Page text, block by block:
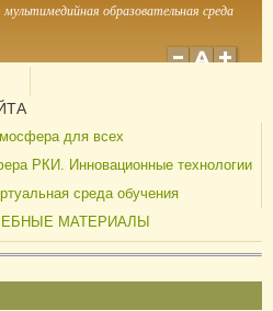
образовательная среда
для всех
РКИ. Инновационные технологии
среда обучения
МАТЕРИАЛЫ